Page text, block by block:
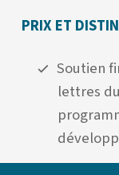
PRIX ET
Soutien
lettres